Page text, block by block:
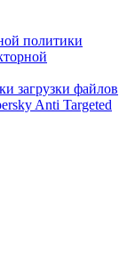
политики
загрузки файлов
Anti Targeted